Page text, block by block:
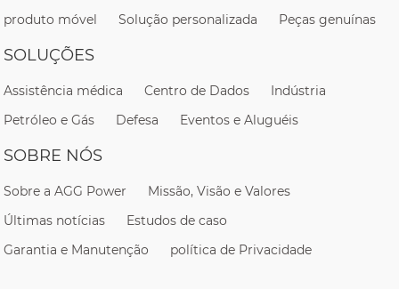
produto móvel
Solução personalizada Peças genuínas
SOLUÇÕES
Assistência médica Centro de Dados
Indústria
Petróleo e Gás
Defesa Eventos e Aluguéis
SOBRE NÓS
Sobre a AGG Power
Missão, Visão e Valores
Últimas notícias
Estudos de caso
Garantia e Manutenção
política de Privacidade